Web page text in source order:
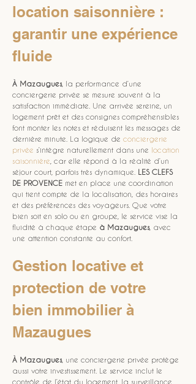
location saisonnière :
garantir une expérience
fluide
À Mazaugues, la performance d’une
conciergerie privée se mesure souvent à la
satisfaction immédiate. Une arrivée sereine, un
logement prêt et des consignes compréhensibles
font monter les notes et réduisent les messages de
dernière minute. La logique de conciergerie
privée s’intègre naturellement dans une location
saisonnière , car elle répond à la réalité d’un
séjour court, parfois très dynamique. LES CLEFS
DE PROVENCE met en place une coordination
qui tient compte de la localisation, des horaires
et des préférences des voyageurs. Que votre
bien soit en solo ou en groupe, le service vise la
fluidité à chaque étape à Mazaugues, avec
une attention constante au confort.
Gestion locative et
protection de votre
bien immobilier à
Mazaugues
À Mazaugues, une conciergerie privée protège
aussi votre investissement. Le service inclut le
contrôle de l’état du logement, la surveillance